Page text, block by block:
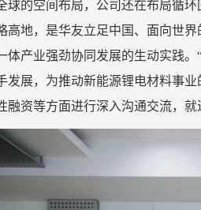
球的空间布局，公司还在布局循
高地，是华友立足中国、面向世
体产业强劲协同发展的生动实践。
发展，为推动新能源锂电材料事
融资等方面进行深入沟通交流，就